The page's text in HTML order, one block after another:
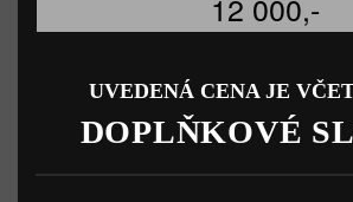
UVEDENÁ CENA JE
DOPLŇKOVÉ